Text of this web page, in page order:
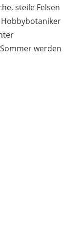
steile Felsen
werden